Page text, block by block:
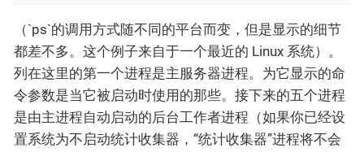
（`ps`的调用方式随不同的平台而变，但是显示的细节
都差不多。这个例子来自于一个最近的 Linux 系统）。
列在这里的第一个进程是主服务器进程。为它显示的命
令参数是当它被启动时使用的那些。接下来的五个进程
是由主进程自动启动的后台工作者进程（如果你已经设
置系统为不启动统计收集器，“统计收集器”进程将不会